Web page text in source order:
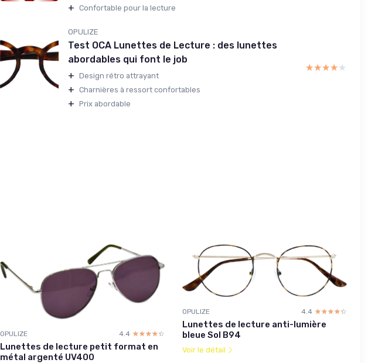
+ Confortable pour la lecture
OPULIZE
Test OCA Lunettes de Lecture : des lunettes
abordables qui font le job
+ Design rétro attrayant
+ Charnières à ressort confortables
+ Prix abordable
★★★★★
★★★★★
OPULIZE 4.4 ☆☆☆☆☆
★★★★★
Lunettes de lecture petit format en
métal argenté UV400
OPULIZE 4.4 ☆☆☆☆☆
★★★★★
Lunettes de lecture anti-lumière
bleue Sol B94
Voir le détail